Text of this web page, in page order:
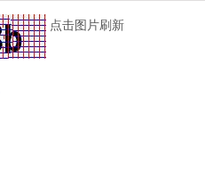
点击图片刷新